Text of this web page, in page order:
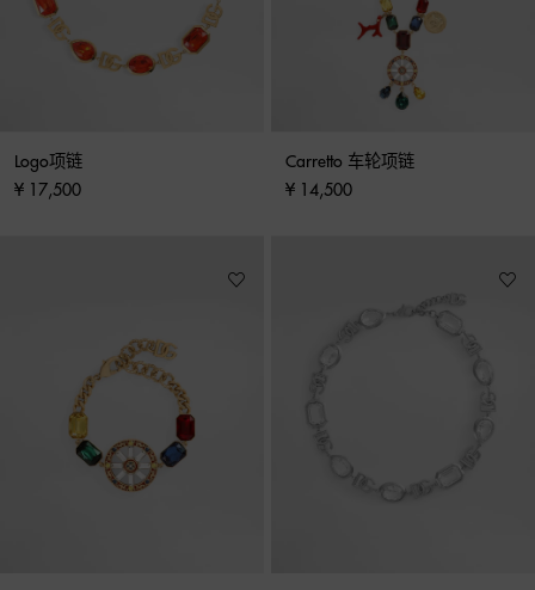
Logo项链
¥ 17,500
Carretto 车轮项链
¥ 14,500